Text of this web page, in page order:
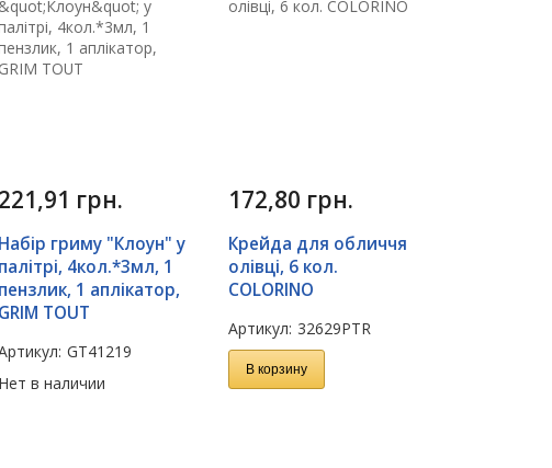
221,91 грн.
Набір гриму "Клоун" у
палітрі, 4кол.*3мл, 1
пензлик, 1 аплікатор,
GRIM TOUT
GT41219
Нет в наличии
172,80 грн.
Крейда для обличчя
олівці, 6 кол.
COLORINO
Артикул: 32629PTR
В корзину